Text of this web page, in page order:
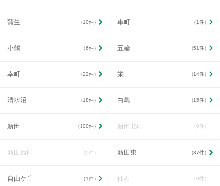
蒲生 （10件） 車町 （1件）
小鶴 （6件） 五輪 （51件）
幸町 （22件） 栄 （14件）
清水沼 （18件） 白鳥 （15件）
新田 （100件） 新田北町 （0件）
新田西町 （0件） 新田東 （37件）
自由ケ丘 （1件） 仙石 （0件）